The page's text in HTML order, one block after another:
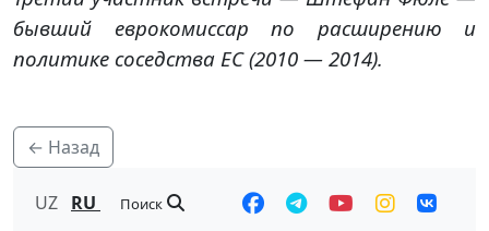
бывший еврокомиссар по расширению и
политике соседства ЕС (2010 — 2014).
← Назад
UZ RU Поиск